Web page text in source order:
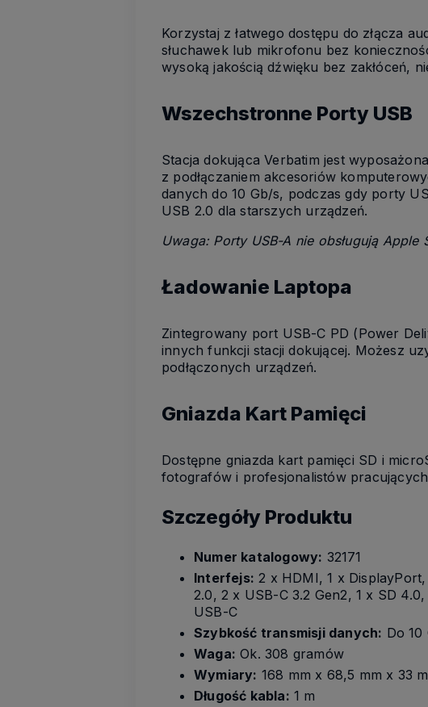
Korzystaj z łatwego dostępu do złącza
słuchawek lub mikrofonu bez
wysoką jakością dźwięku bez zakłóceń,
Wszechstronne Porty USB
Stacja dokująca Verbatim jest
z podłączaniem akcesoriów
danych do 10 Gb/s, podczas gdy porty
USB 2.0 dla starszych urządzeń.
Uwaga: Porty USB-A nie obsługują
Ładowanie Laptopa
Zintegrowany port USB-C PD (Power
innych funkcji stacji dokującej. Możesz
podłączonych urządzeń.
Gniazda Kart Pamięci
Dostępne gniazda kart pamięci SD i
fotografów i profesjonalistów
Szczegóły Produktu
Numer katalogowy: 32171
Interfejs: 2 x HDMI, 1 x
2.0, 2 x USB-C 3.2 Gen2, 1 x SD
USB-C
Szybkość transmisji danych: Do 10
Waga: Ok. 308 gramów
Wymiary: 168 mm x 68,5 mm x 33
Długość kabla: 1 m